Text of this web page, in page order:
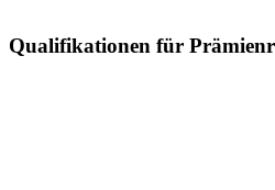
Qualifikationen für